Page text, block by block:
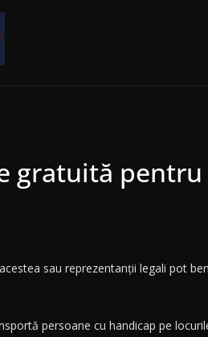
gratuită pentru
sau reprezentanții legali pot
persoane cu handicap pe